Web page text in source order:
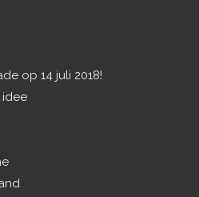
op 14 juli 2018!
idee